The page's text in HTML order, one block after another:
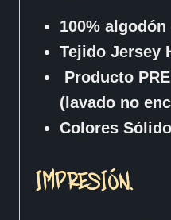
100%
Tejido Jersey
Producto
(lavado no
Colores
IMPRESIÓN.